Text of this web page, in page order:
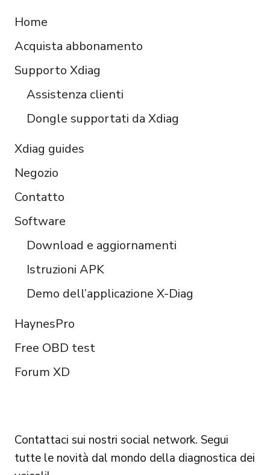
Home
Acquista abbonamento
Supporto Xdiag
Assistenza clienti
Dongle supportati da Xdiag
Xdiag guides
Negozio
Contatto
Software
Download e aggiornamenti
Istruzioni APK
Demo dell’applicazione X-Diag
HaynesPro
Free OBD test
Forum XD
Contattaci sui nostri social network. Segui
tutte le novità dal mondo della diagnostica dei